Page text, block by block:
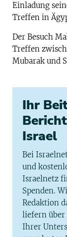
Einladung
Treffen in
Der Besuch
Treffen
Mubarak und
Ihr
Israel
Bei
und
Israelnetz
Spenden.
Redaktion
liefern über
Ihrer